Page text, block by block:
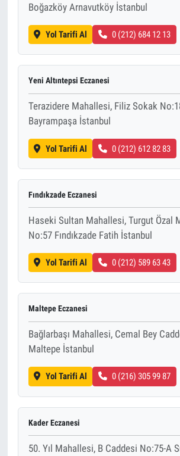
Boğazköy Arnavutköy İstanbul
Yol Tarifi Al 0 (212) 684 12 13
Yeni Altıntepsi Eczanesi
Terazidere Mahallesi, Filiz Sokak
Bayrampaşa İstanbul
Yol Tarifi Al 0 (212) 612 82 83
Fındıkzade Eczanesi
Haseki Sultan Mahallesi, Turgut Özal
No:57 Fındıkzade Fatih İstanbul
Yol Tarifi Al 0 (212) 589 63 43
Maltepe Eczanesi
Bağlarbaşı Mahallesi, Cemal Bey
Maltepe İstanbul
Yol Tarifi Al 0 (216) 305 99 87
Kader Eczanesi
50. Yıl Mahallesi, B Caddesi No:75-A